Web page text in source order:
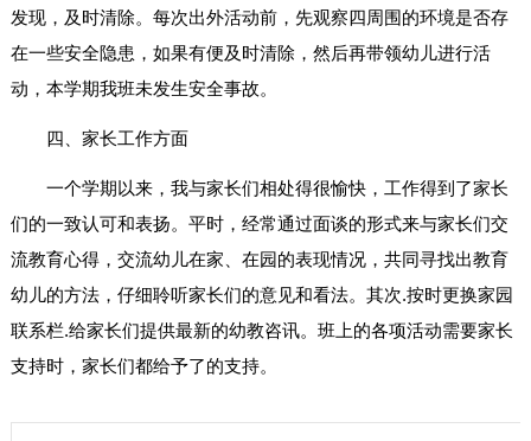
发现，及时清除。每次出外活动前，先观察四周围的环境是否存
在一些安全隐患，如果有便及时清除，然后再带领幼儿进行活
动，本学期我班未发生安全事故。
四、家长工作方面
一个学期以来，我与家长们相处得很愉快，工作得到了家长
们的一致认可和表扬。平时，经常通过面谈的形式来与家长们交
流教育心得，交流幼儿在家、在园的表现情况，共同寻找出教育
幼儿的方法，仔细聆听家长们的意见和看法。其次.按时更换家园
联系栏.给家长们提供最新的幼教咨讯。班上的各项活动需要家长
支持时，家长们都给予了的支持。